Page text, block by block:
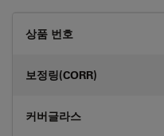
상품 번호
보정링(CORR)
커버글라스